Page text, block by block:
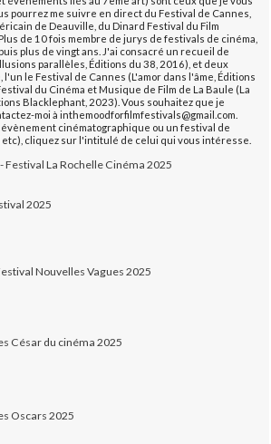
pourrez me suivre en direct du Festival de Cannes,
de Deauville, du Dinard Festival du Film
de 10 fois membre de jurys de festivals de cinéma,
plus de vingt ans. J'ai consacré un recueil de
parallèles, Éditions du 38, 2016), et deux
le Festival de Cannes (L'amor dans l'âme, Éditions
du Cinéma et Musique de Film de La Baule (La
Blacklephant, 2023). Vous souhaitez que je
moi à inthemoodforfilmfestivals@gmail.com.
cinématographique ou un festival de
cliquez sur l'intitulé de celui qui vous intéresse.
Festival La Rochelle Cinéma 2025
2025
Nouvelles Vagues 2025
César du cinéma 2025
Oscars 2025